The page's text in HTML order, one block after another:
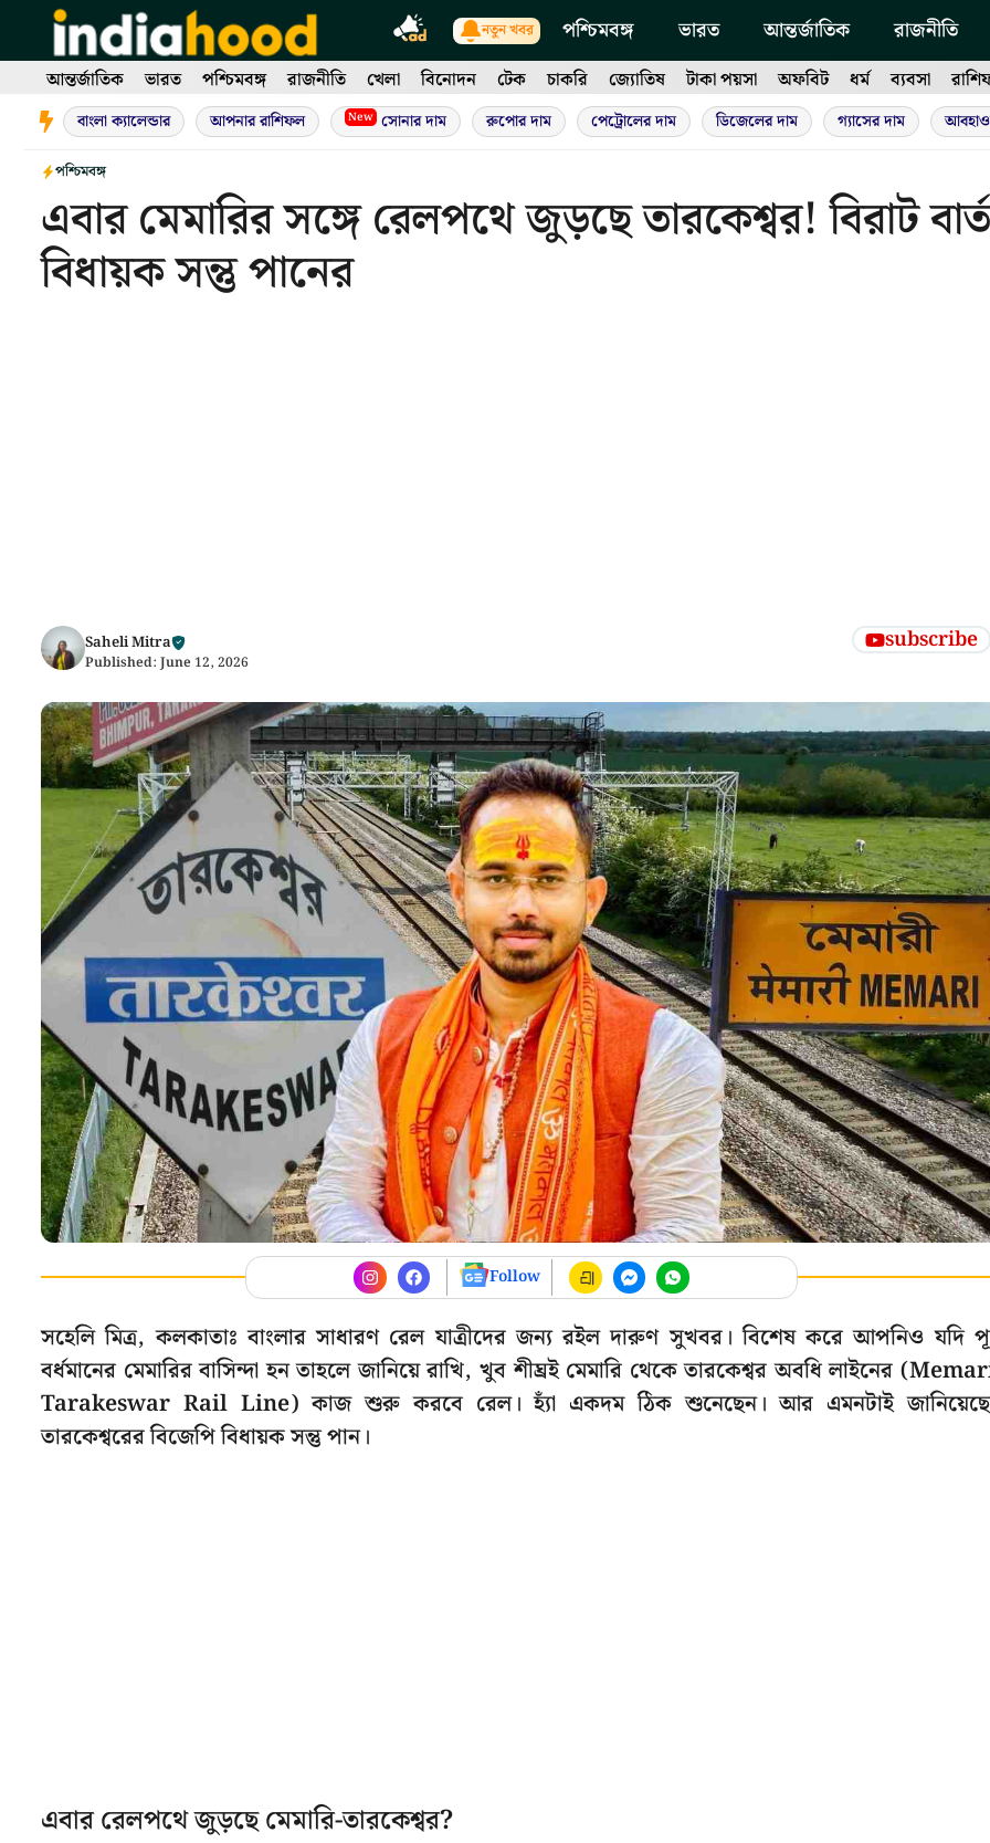
content
নতুন খবর পশ্চিমবঙ্গ ভারত আন্তর্জাতিক রাজনীতি
আন্তর্জাতিক ভারত পশ্চিমবঙ্গ রাজনীতি খেলা বিনোদন টেক চাকরি জ্যোতিষ টাকা পয়সা অফবিট ধর্ম ব্যবসা
বাংলা ক্যালেন্ডার আপনার রাশিফল New সোনার দাম রুপোর দাম পেট্রোলের দাম ডিজেলের দাম গ্যাসের দাম
পশ্চিমবঙ্গ
এবার মেমারির সঙ্গে রেলপথে জুড়ছে তারকেশ্বর! বিরাট
বিধায়ক সন্তু পানের
Saheli Mitra
Published: June 12, 2026
subscribe
Follow
সহেলি মিত্র, কলকাতাঃ বাংলার সাধারণ রেল যাত্রীদের জন্য রইল দারুণ সুখবর। বিশেষ করে আপনিও যদি
বর্ধমানের মেমারির বাসিন্দা হন তাহলে জানিয়ে রাখি, খুব শীঘ্রই মেমারি থেকে তারকেশ্বর অবধি লাইনের
Tarakeswar Rail Line) কাজ শুরু করবে রেল। হ্যাঁ একদম ঠিক শুনেছেন। আর এমনটাই
তারকেশ্বরের বিজেপি বিধায়ক সন্তু পান।
এবার রেলপথে জুড়ছে মেমারি-তারকেশ্বর?